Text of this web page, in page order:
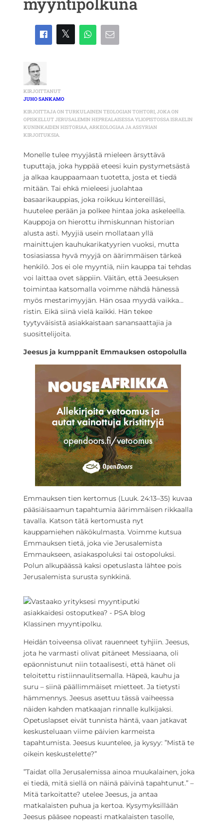
KIRJOITTANUT
JUHO SANKAMO
KIRJOITTAJA ON TURKULAINEN TEOLOGIAN TOHTORI, JOKA ON
OPISKELLUT JERUSALEMIN HEPREALAISESSA YLIOPISTOSSA ISRAELIN
KUNINKAIDEN HISTORIAA, ARKEOLOGIAA JA ASSYRIAN
KIRJOITUKSIA.
Monelle tulee myyjästä mieleen ärsyttävä
tuputtaja, joka hyppää eteesi kuin pystymetsästä
ja alkaa kauppaamaan tuotetta, josta et tiedä
mitään. Tai ehkä mieleesi juolahtaa
basaarikauppias, joka roikkuu kintereilläsi,
huutelee perään ja polkee hintaa joka askeleella.
Kauppoja on hierottu ihmiskunnan historian
alusta asti. Myyjiä usein mollataan yllä
mainittujen kauhukarikatyyrien vuoksi, mutta
tosiasiassa hyvä myyjä on äärimmäisen tärkeä
henkilö. Jos ei ole myyntiä, niin kauppa tai tehdas
voi laittaa ovet säppiin. Väitän, että Jeesuksen
toimintaa katsomalla voimme nähdä hänessä
myös mestarimyyjän. Hän osaa myydä vaikka…
ristin. Eikä siinä vielä kaikki. Hän tekee
tyytyväisistä asiakkaistaan sanansaattajia ja
suosittelijoita.
Jeesus ja kumppanit Emmauksen ostopolulla
Emmauksen tien kertomus (Luuk. 24:13–35) kuvaa
pääsiäisaamun tapahtumia äärimmäisen rikkaalla
tavalla. Katson tätä kertomusta nyt
kauppamiehen näkökulmasta. Voimme kutsua
Emmauksen tietä, joka vie Jerusalemista
Emmaukseen, asiakaspoluksi tai ostopoluksi.
Polun alkupäässä kaksi opetuslasta lähtee pois
Jerusalemista surusta synkkinä.
Klassinen myyntipolku.
Heidän toiveensa olivat rauenneet tyhjiin. Jeesus,
jota he varmasti olivat pitäneet Messiaana, oli
epäonnistunut niin totaalisesti, että hänet oli
teloitettu ristiinnaulitsemalla. Häpeä, kauhu ja
suru – siinä päällimmäiset mietteet. Ja tietysti
hämmennys. Jeesus asettuu tässä vaiheessa
näiden kahden matkaajan rinnalle kulkijaksi.
Opetuslapset eivät tunnista häntä, vaan jatkavat
keskusteluaan viime päivien karmeista
tapahtumista. Jeesus kuuntelee, ja kysyy: ”Mistä te
oikein keskustelette?”
”Taidat olla Jerusalemissa ainoa muukalainen, joka
ei tiedä, mitä siellä on näinä päivinä tapahtunut.” –
Mitä tarkoitatte? utelee Jeesus, ja antaa
matkalaisten puhua ja kertoa. Kysymyksillään
Jeesus pääsee nopeasti matkalaisten tasolle,